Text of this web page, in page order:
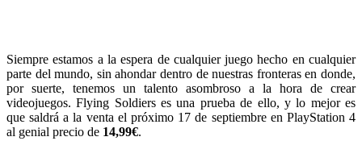
Siempre estamos a la espera de cualquier juego hecho en cualquier
parte del mundo, sin ahondar dentro de nuestras fronteras en donde,
por suerte, tenemos un talento asombroso a la hora de crear
videojuegos. Flying Soldiers es una prueba de ello, y lo mejor es
que saldrá a la venta el próximo 17 de septiembre en PlayStation 4
al genial precio de 14,99€.